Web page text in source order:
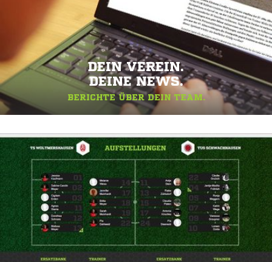
DEIN VEREIN.
DEINE NEWS.
BERICHTE ÜBER DEIN TEAM.